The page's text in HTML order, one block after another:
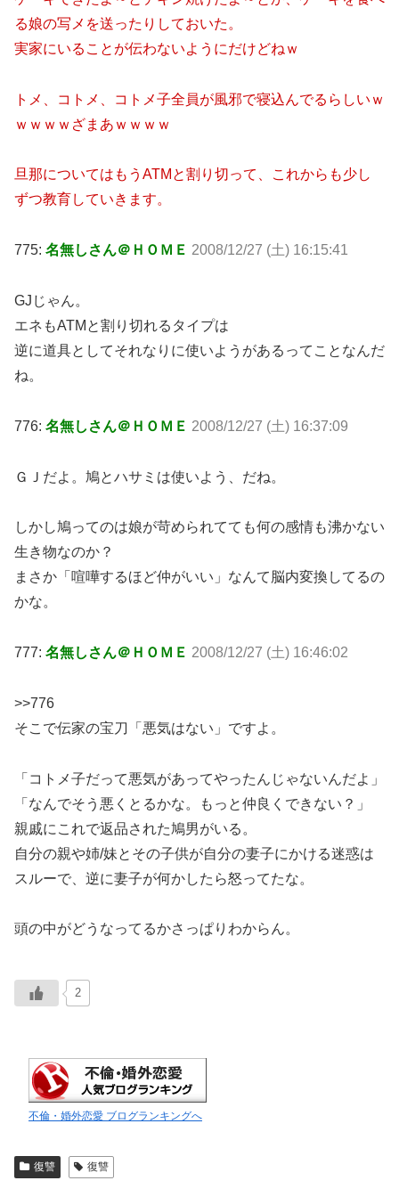
る娘の写メを送ったりしておいた。
実家にいることが伝わないようにだけどねｗ
トメ、コトメ、コトメ子全員が風邪で寝込んでるらしいｗ
ｗｗｗｗざまあｗｗｗｗ
旦那についてはもうATMと割り切って、これからも少し
ずつ教育していきます。
775: 名無しさん＠ＨＯＭＥ 2008/12/27 (土) 16:15:41
GJじゃん。
エネもATMと割り切れるタイプは
逆に道具としてそれなりに使いようがあるってことなんだ
ね。
776: 名無しさん＠ＨＯＭＥ 2008/12/27 (土) 16:37:09
ＧＪだよ。鳩とハサミは使いよう、だね。
しかし鳩ってのは娘が苛められてても何の感情も沸かない
生き物なのか？
まさか「喧嘩するほど仲がいい」なんて脳内変換してるの
かな。
777: 名無しさん＠ＨＯＭＥ 2008/12/27 (土) 16:46:02
>>776
そこで伝家の宝刀「悪気はない」ですよ。
「コトメ子だって悪気があってやったんじゃないんだよ」
「なんでそう悪くとるかな。もっと仲良くできない？」
親戚にこれで返品された鳩男がいる。
自分の親や姉/妹とその子供が自分の妻子にかける迷惑は
スルーで、逆に妻子が何かしたら怒ってたな。
頭の中がどうなってるかさっぱりわからん。
2
不倫・婚外恋愛 ブログランキングへ
復讐 復讐